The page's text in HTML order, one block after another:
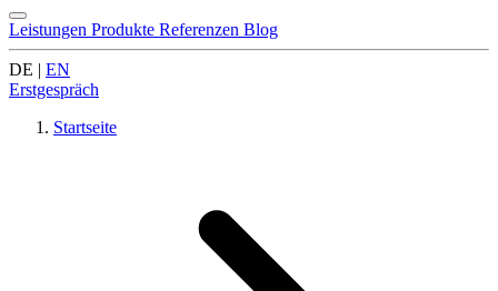
Leistungen Produkte Referenzen Blog
DE | EN
Erstgespräch
Startseite